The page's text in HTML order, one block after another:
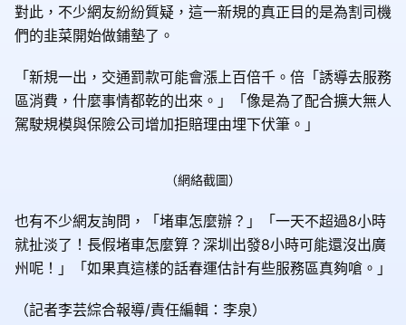
對此，不少網友紛紛質疑，這一新規的真正目的是為割司機
們的韭菜開始做鋪墊了。
「新規一出，交通罰款可能會漲上百倍千。倍「誘導去服務
區消費，什麼事情都乾的出來。」「像是為了配合擴大無人
駕駛規模與保險公司增加拒賠理由埋下伏筆。」
（網絡截圖）
也有不少網友詢問，「堵車怎麼辦？」「一天不超過8小時
就扯淡了！長假堵車怎麼算？深圳出發8小時可能還沒出廣
州呢！」「如果真這樣的話春運估計有些服務區真夠嗆。」
（記者李芸綜合報導/責任編輯：李泉）